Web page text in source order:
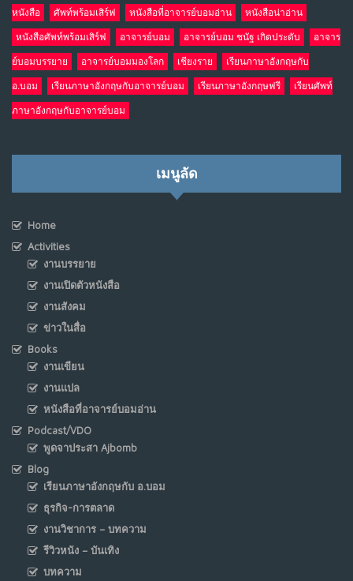
หนังสือ ศัพท์พร้อมเสิร์ฟ หนังสือที่อาจารย์บอมอ่าน หนังสือน่าอ่าน
หนังสือศัพท์พร้อมเสิร์ฟ อาจารย์บอม อาจารย์บอม ชนัฐ เกิดประดับ อาจาร
ย์บอมบรรยาย อาจารย์บอมมองโลก เชียงราย เรียนภาษาอังกฤษกับ
อ.บอม เรียนภาษาอังกฤษกับอาจารย์บอม เรียนภาษาอังกฤษฟรี เรียนศัพท์
ภาษาอังกฤษกับอาจารย์บอม
เมนูลัด
Home
Activities
งานบรรยาย
งานเปิดตัวหนังสือ
งานสังคม
ข่าวในสื่อ
Books
งานเขียน
งานแปล
หนังสือที่อาจารย์บอมอ่าน
Podcast/VDO
พูดจาประสา Ajbomb
Blog
เรียนภาษาอังกฤษกับ อ.บอม
ธุรกิจ-การตลาด
งานวิชาการ – บทความ
รีวิวหนัง – บันเทิง
บทความ